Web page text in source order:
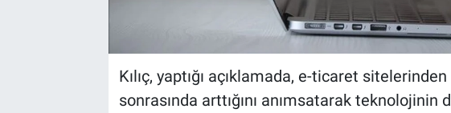
Kılıç, yaptığı açıklamada, e-ticaret
sonrasında arttığını anımsatarak teknolojinin